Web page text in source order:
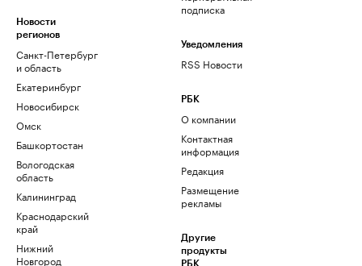
Новости
регионов
Санкт-Петербург
и область
Екатеринбург
Новосибирск
Омск
Башкортостан
Вологодская
область
Калининград
Краснодарский
край
Нижний
Новгород
подписка
Уведомления
RSS Новости
РБК
О компании
Контактная
информация
Редакция
Размещение
рекламы
Другие
продукты
РБК